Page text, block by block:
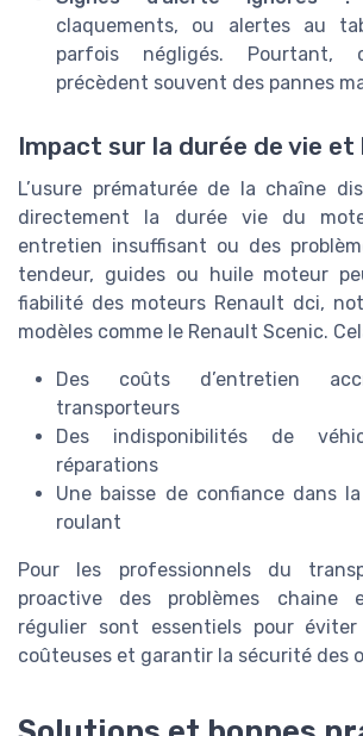
claquements, ou alertes au
parfois négligés. Pourtant,
précèdent souvent des pannes
Impact sur la durée de vie
L’usure prématurée de la chaîne
directement la durée vie du
entretien insuffisant ou des
tendeur, guides ou huile moteur
fiabilité des moteurs Renault dci,
modèles comme le Renault Scenic.
Des coûts d’entretien
transporteurs
Des indisponibilités de
réparations
Une baisse de confiance dans
roulant
Pour les professionnels du
proactive des problèmes chaine
régulier sont essentiels pour
coûteuses et garantir la sécurité des